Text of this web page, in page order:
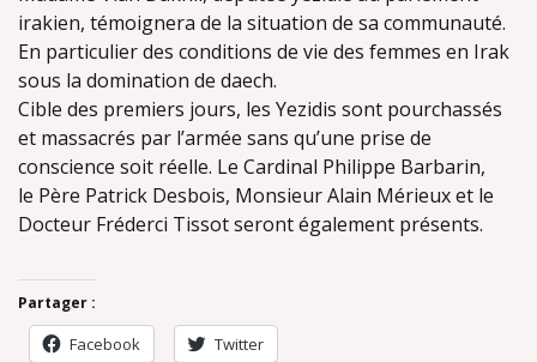
irakien, témoignera de la situation de sa communauté.
En particulier des conditions de vie des femmes en Irak
sous la domination de daech.
Cible des premiers jours, les Yezidis sont pourchassés
et massacrés par l’armée sans qu’une prise de
conscience soit réelle. Le Cardinal Philippe Barbarin,
le Père Patrick Desbois, Monsieur Alain Mérieux et le
Docteur Fréderci Tissot seront également présents.
Partager :
Facebook Twitter